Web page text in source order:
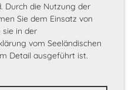
Durch die Nutzung der
Sie dem Einsatz von
sie in der
vom Seeländischen
Detail ausgeführt ist.